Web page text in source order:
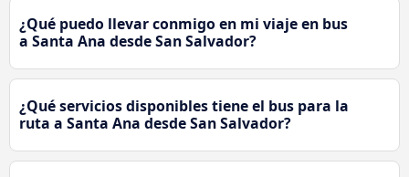
¿Qué puedo llevar conmigo en mi viaje en bus
a Santa Ana desde San Salvador?
¿Qué servicios disponibles tiene el bus para la
ruta a Santa Ana desde San Salvador?